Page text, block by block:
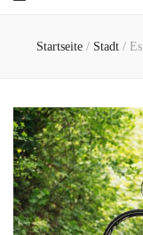
Startseite / Stadt /